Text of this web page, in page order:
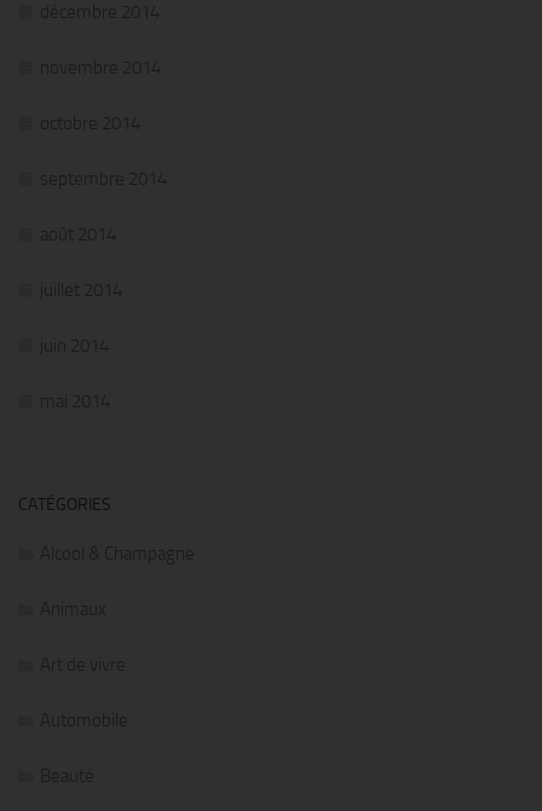
décembre 2014
novembre 2014
octobre 2014
septembre 2014
août 2014
juillet 2014
juin 2014
mai 2014
CATÉGORIES
Alcool & Champagne
Animaux
Art de vivre
Automobile
Beauté